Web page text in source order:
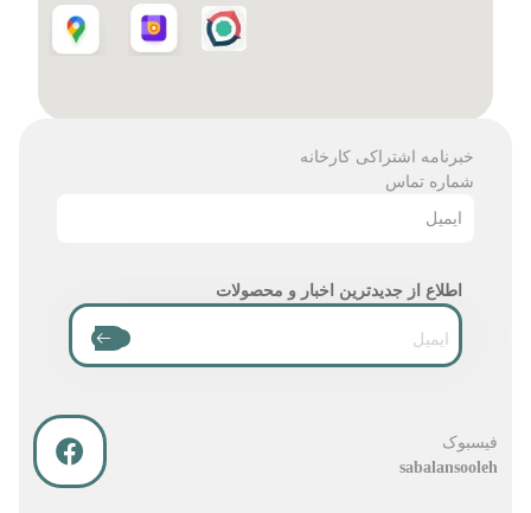
خبرنامه اشتراکی کارخانه
شماره تماس
ایمیل
اطلاع از جدیدترین اخبار و محصولات
فیسبوک
sabalansooleh